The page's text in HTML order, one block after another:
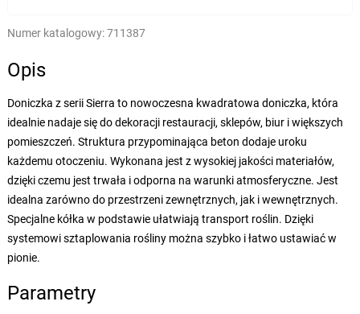
Numer katalogowy:711387
Opis
Doniczka z serii Sierra to nowoczesna kwadratowa doniczka, która
idealnie nadaje się do dekoracji restauracji, sklepów, biur i większych
pomieszczeń. Struktura przypominająca beton dodaje uroku
każdemu otoczeniu. Wykonana jest z wysokiej jakości materiałów,
dzięki czemu jest trwała i odporna na warunki atmosferyczne. Jest
idealna zarówno do przestrzeni zewnętrznych, jak i wewnętrznych.
Specjalne kółka w podstawie ułatwiają transport roślin. Dzięki
systemowi sztaplowania rośliny można szybko i łatwo ustawiać w
pionie.
Parametry